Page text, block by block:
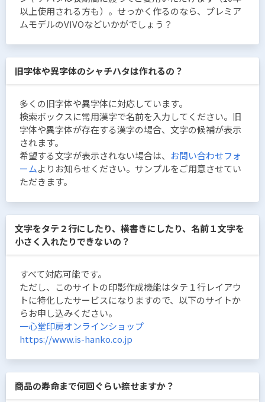
以上使用される方も）。せっかく作るのなら、プレミア
ムモデルのVIVOなどいかがでしょう？
旧字体や異字体のシャチハタは作れるの？
多くの旧字体や異字体に対応しています。
検索ボックスに常用漢字で名前を入力してください。旧
字体や異字体が存在する漢字の場合、文字の候補が表示
されます。
希望する文字が表示されない場合は、 お問い合わせフォ
ームよりお知らせください。サンプルをご用意させてい
ただきます。
文字をタテ２行にしたり、横書きにしたり、名前１文字を
小さく入れたりできないの？
すべて対応可能です。
ただし、このサイトの印影作成機能はタテ１行レイアウ
トに特化したサービスになりますので、以下のサイトか
らお申し込みください。
一心堂印房オンラインショップ
https://www.is-hanko.co.jp
商品の寿命まで何回ぐらい捺せますか？